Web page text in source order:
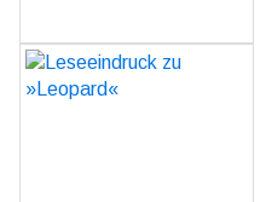
Leseeindruck zu
»Leopard«